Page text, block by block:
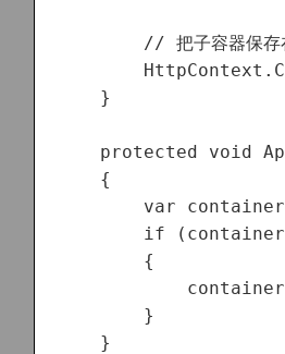
// 把子容器保存
    }
protected void
    {
var
if
        {
        }
    }